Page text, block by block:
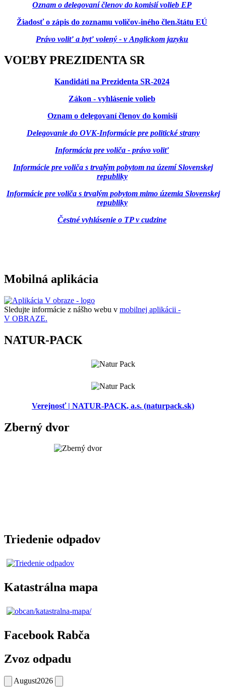
Oznam o delegovaní členov do komisií volieb EP
Žiadosť o zápis do zoznamu voličov-iného člen.štátu EÚ
Právo voliť a byť volený - v Anglickom jazyku
VOĽBY PREZIDENTA SR
Kandidáti na Prezidenta SR-2024
Zákon - vyhlásenie volieb
Oznam o delegovaní členov do komisií
Delegovanie do OVK-Informácie pre politické strany
Informácia pre voliča - právo voliť
Informácie pre voliča s trvalým pobytom na území Slovenskej
republiky
Informácie pre voliča s trvalým pobytom mimo územia Slovenskej
republiky
Čestné vyhlásenie o TP v cudzine
Mobilná aplikácia
Sledujte informácie z nášho webu v mobilnej aplikácii -
V OBRAZE.
NATUR-PACK
Verejnosť | NATUR-PACK, a.s. (naturpack.sk)
Zberný dvor
Triedenie odpadov
Katastrálna mapa
Facebook Rabča
Zvoz odpadu
August2026